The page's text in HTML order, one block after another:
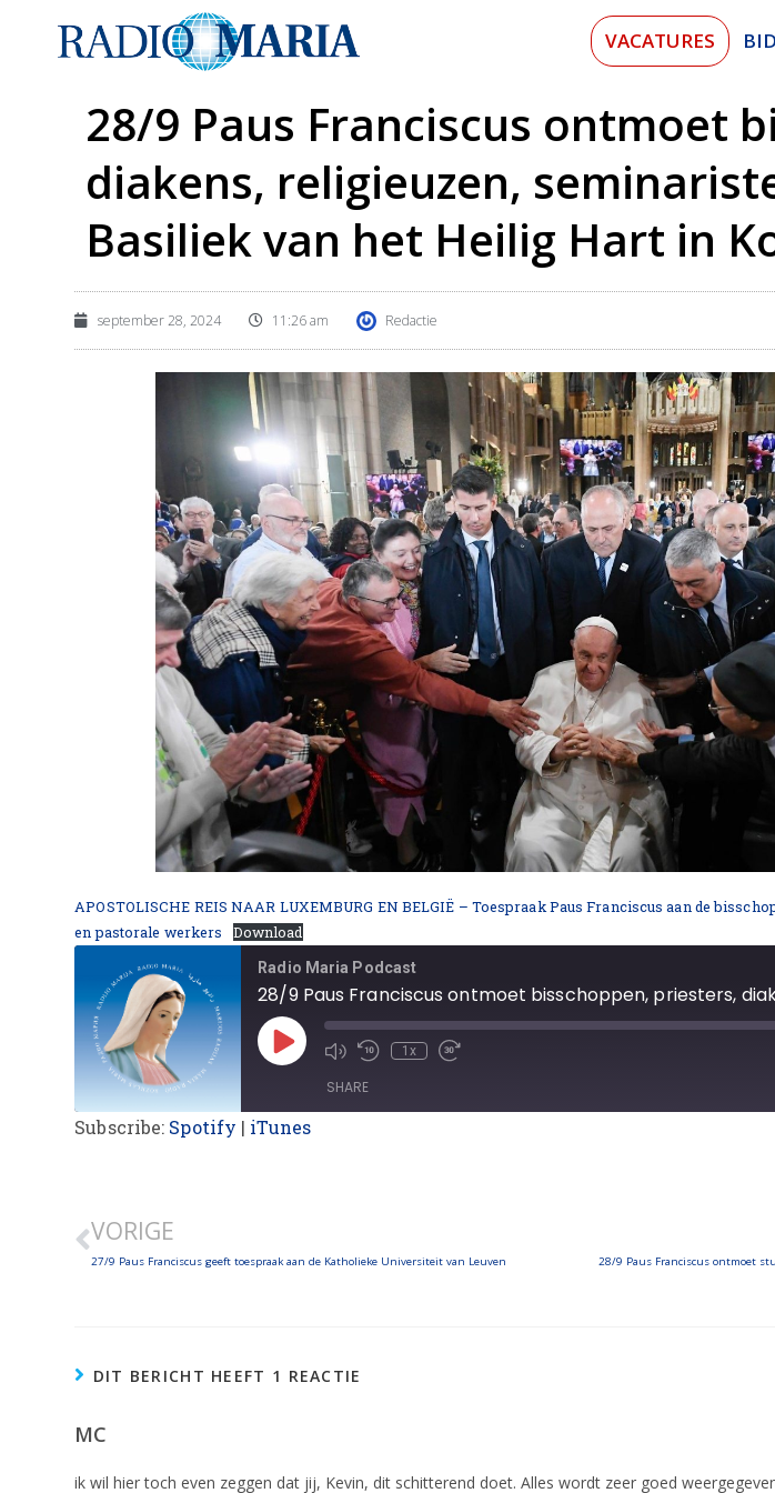
VACATURES
28/9 Paus Franciscus ontmoet
diakens, religieuzen,
Basiliek van het Heilig Hart in
september 28, 2024 11:26 am Redactie
APOSTOLISCHE REIS NAAR LUXEMBURG EN BELGIË – Toespraak Paus Franciscus aan de
en pastorale werkers
Download
Radio Maria Podcast
1x
SHARE
Subscribe: Spotify | iTunes
VORIGE
27/9 Paus Franciscus geeft toespraak aan de Katholieke Universiteit van Leuven
DIT BERICHT HEEFT 1 REACTIE
MC
ik wil hier toch even zeggen dat jij, Kevin, dit schitterend doet. Alles wordt zeer goed